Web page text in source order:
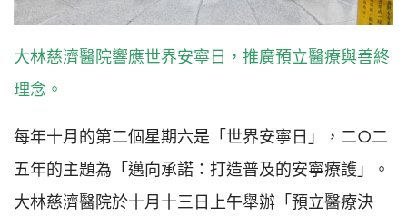
大林慈濟醫院響應世界安寧日，推廣預立醫療與善終
理念。
每年十月的第二個星期六是「世界安寧日」，二○二
五年的主題為「邁向承諾：打造普及的安寧療護」。
大林慈濟醫院於十月十三日上午舉辦「預立醫療決